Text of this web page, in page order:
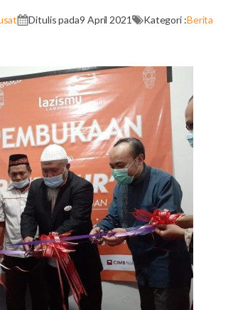
Ditulis pada9 April 2021 Kategori :Berita